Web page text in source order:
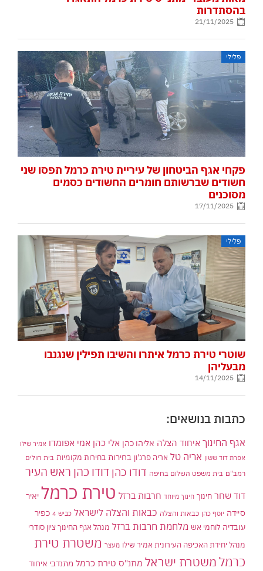
בהסתדרות
21/11/2025
פלילי
פקחי אגף הביטחון של עיריית טירת כרמל תפסו שני
חשודים שברשותם חומרים החשודים כסמים
מסוכנים
17/11/2025
פלילי
שוטרי טירת כרמל איתרו והשיבו תפילין שנגנבו
מבעליהן
14/11/2025
כתבות בנושאים:
אגף החינוך איחוד הצלה אליהו כהן אלי כהן אמי אפומדו אמיר שילו
אפרת דוד ששון אריה טל אריה פרג'ון בחירות בחירות מקומיות בית חולים
רמב"ם בית משפט השלום בחיפה דודו כהן דודו כהן ראש העיר
דוד שחר חינוך חינוך מיוחד חרבות ברזל טירת כרמל יאיר
סיידה יוסף כהן כבאות והצלה כבאות והצלה לישראל כביש 4
כפיר
עובדיה לוחמי אש מלחמת חרבות ברזל מנהל אגף החינוך ציון סודרי
מנהל יחידת האכיפה העירונית אמיר שילו מעצר משטרת טירת
כרמלמשטרת ישראל מתנ"ס טירת כרמל מתנדבי איחוד